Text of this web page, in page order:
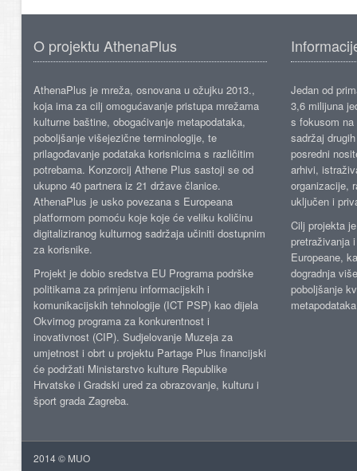
O projektu AthenaPlus
AthenaPlus je mreža, osnovana u ožujku 2013.,
koja ima za cilj omogućavanje pristupa mrežama
kulturne baštine, obogaćivanje metapodataka,
poboljšanje višejezične terminologije, te
prilagođavanje podataka korisnicima s različitim
potrebama. Konzorcij Athene Plus sastoji se od
ukupno 40 partnera iz 21 države članice.
AthenaPlus je usko povezana s Europeana
platformom pomoću koje koje će veliku količinu
digitaliziranog kulturnog sadržaja učiniti dostupnim
za korisnike.
Projekt je dobio sredstva EU Programa podrške
politikama za primjenu informacijskih i
komunikacijskih tehnologije (ICT PSP) kao dijela
Okvirnog programa za konkurentnost i
inovativnost (CIP). Sudjelovanje Muzeja za
umjetnost i obrt u projektu Partage Plus financijski
će podržati Ministarstvo kulture Republike
Hrvatske i Gradski ured za obrazovanje, kulturu i
šport grada Zagreba.
Jedan od
3,6 milijuna
s fokusom
sadržaj
posredni
arhivi,
organizacije,
uključen i
Cilj projekta
pretraživanja
Europeane,
dogradnja
poboljšanje
2014 © MUO